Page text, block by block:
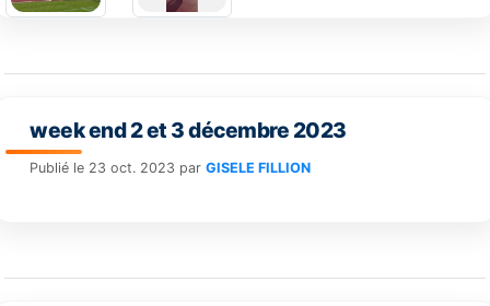
week end 2 et 3 décembre 2023
Publié le 23 oct. 2023 par GISELE FILLION